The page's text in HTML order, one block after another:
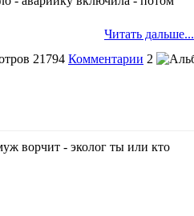
Читать дальше...
21794 Комментарии 2
ворчит - эколог ты или кто